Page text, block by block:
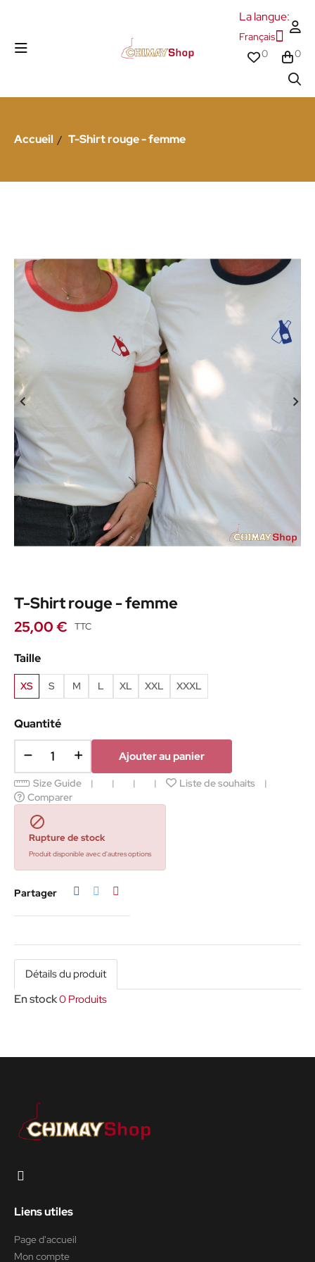
La langue:
Français
0
0
Accueil T-Shirt rouge - femme
T-Shirt rouge - femme
25,00 € TTC
Taille
XS S M L XL XXL XXXL
Quantité
Ajouter au panier
Size Guide
Liste de souhaits
Comparer

Rupture de stock
Produit disponible avec d'autres options
Partager
Détails du produit
En stock0 Produits
Liens utiles
Page d'accueil
Mon compte